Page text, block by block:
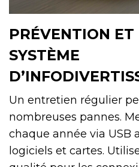
PRÉVENTION
SYSTÈME
Un entretien régulier
nombreuses pannes.
chaque année via USB
logiciels et cartes.